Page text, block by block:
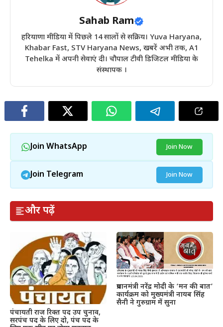
Sahab Ram
हरियाणा मीडिया में पिछले 14 सालों से सक्रिय। Yuva Haryana,
Khabar Fast, STV Haryana News, खबरें अभी तक, A1
Tehelka में अपनी सेवाएं दी। चौपाल टीवी डिजिटल मीडिया के
संस्थापक ।
Join WhatsApp Join Now
Join Telegram Join Now
और पढ़ें
पंचायती राज रिक्त पद उप चुनाव,
सरपंच पद के लिए दो, पंच पद के
प्रधानमंत्री नरेंद्र मोदी के ‘मन की बात’
कार्यक्रम को मुख्यमंत्री नायब सिंह
सैनी ने गुरुग्राम में सुना